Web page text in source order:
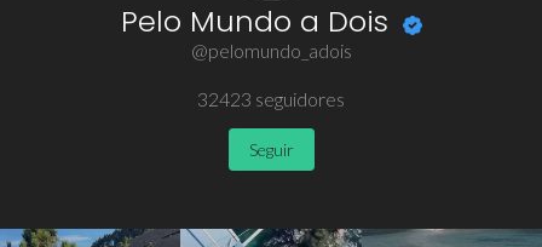
Pelo Mundo a Dois
@pelomundo_adois
32423 seguidores
Seguir